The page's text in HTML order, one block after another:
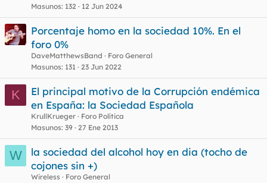
Masunos 132 12 Jun 2024
Porcentaje homo en la sociedad 10%. En el
foro 0%
DaveMatthewsBand
Foro General
Masunos 131 23 Jun 2022
K
El principal motivo de la Corrupción endémica
en España: la Sociedad Española
KrullKrueger
Foro Política
Masunos 39 27 Ene 2013
W
la sociedad del alcohol hoy en dia (tocho de
cojones sin +)
Wireless
Foro General